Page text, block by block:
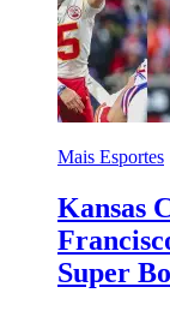
Mais Esportes
Kansas
Super